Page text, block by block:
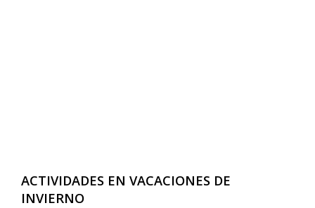
ACTIVIDADES EN VACACIONES DE
INVIERNO